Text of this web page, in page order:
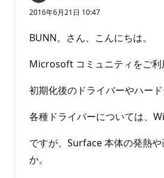
2016年6月21日 10:47
BUNN。さん、こんにちは。
Microsoft コミュニティをご利
初期化後のドライバーやハー
各種ドライバーについては、
ですが、Surface 本体の発熱
か。